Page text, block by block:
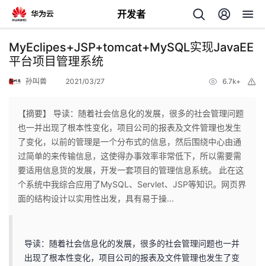
开发者
返
回
个
人
主
我
的
MyEclipes+JSP+tomcat+MySQL实现JavaEE
平台项目管理系统
孙叫兽 2021/03/27 6.7k+
【摘要】 导读：随着社会信息化的发展，很多的社会管理问题
也一并出现了根本性变化，项目公司的报表及文件管理也发生
了变化，以前的管理是一个分布式的信息，然后围绕中心由通
过简单的来传输信息，这使得办事效率非常低下，所以需要需
要适用信息货的发展，开发一套项目的管理信息系统。 此在这
个系统中我综合应用了MySQL、Servlet、JSP等知识。网页界
面的结构设计以实用性出发，具有易于操...
导读：随着社会信息化的发展，很多的社会管理问题也一并
出现了根本性变化，项目公司的报表及文件管理也发生了变